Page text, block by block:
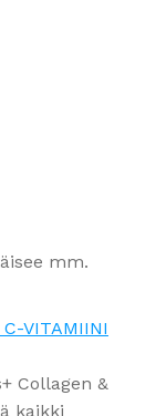
mm.
VITAMIINI
+ Collagen &
kaikki